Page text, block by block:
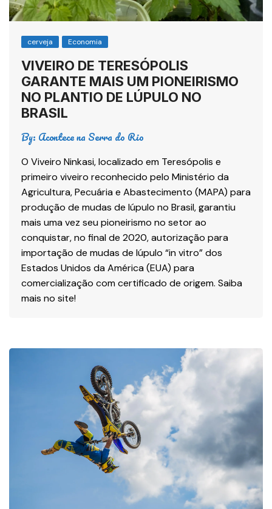
cerveja Economia
VIVEIRO DE TERESÓPOLIS
GARANTE MAIS UM PIONEIRISMO
NO PLANTIO DE LÚPULO NO
BRASIL
By: Acontece na Serra do Rio
O Viveiro Ninkasi, localizado em Teresópolis e
primeiro viveiro reconhecido pelo Ministério da
Agricultura, Pecuária e Abastecimento (MAPA) para
produção de mudas de lúpulo no Brasil, garantiu
mais uma vez seu pioneirismo no setor ao
conquistar, no final de 2020, autorização para
importação de mudas de lúpulo “in vitro” dos
Estados Unidos da América (EUA) para
comercialização com certificado de origem. Saiba
mais no site!